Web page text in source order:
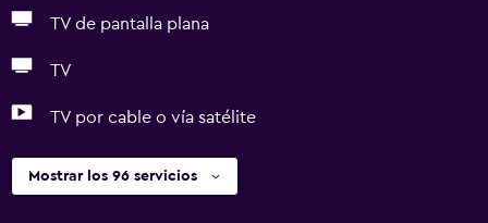
TV de pantalla plana
TV
TV por cable o vía satélite
Mostrar los 96 servicios